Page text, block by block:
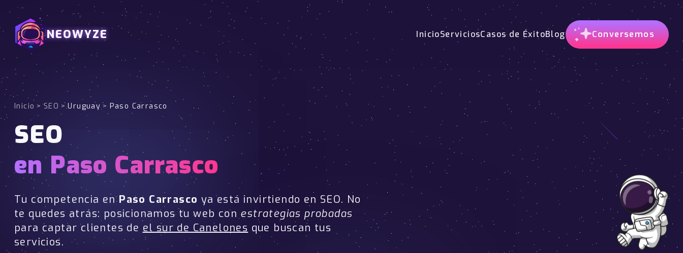
NEOWYZE InicioServiciosCasos de ÉxitoBlog Conversemos
Inicio > SEO > Uruguay > Paso Carrasco
SEO
en Paso Carrasco
Tu competencia enPaso Carrasco ya está invirtiendo en SEO. No
te quedes atrás: posicionamos tu web con estrategias probadas
para captar clientes de el sur de Canelones que buscan tus
servicios.